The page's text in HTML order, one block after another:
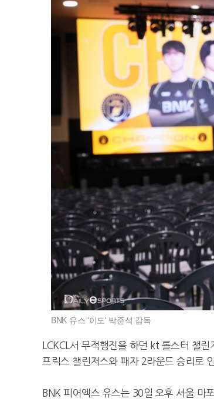
BNK 유스 '이도' 박준석 감독
LCKCL서 무적행진을 하던 kt 롤스터 챌
프릭스 챌린저스와 패자 2라운드 승리로
BNK 피어엑스 유스는 30일 오후 서울 마